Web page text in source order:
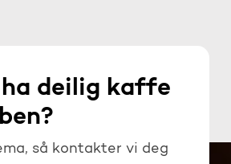
deilig kaffe
så kontakter vi deg